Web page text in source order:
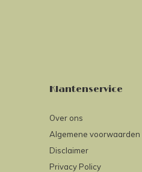
Klantenservice
Over ons
Algemene voorwaarden
Disclaimer
Privacy Policy